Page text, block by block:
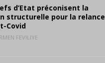
d’Etat préconisent la
structurelle pour la relance
Covid
FEVILIYE